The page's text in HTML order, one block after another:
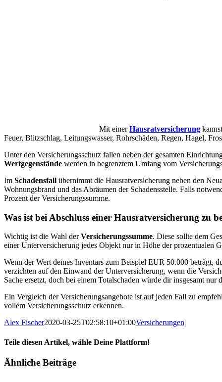
Mit einerHausratversicherung
Feuer, Blitzschlag, Leitungswasser, Rohrschäden, Regen, Hagel,
Unter den Versicherungsschutz fallen neben der gesamten
Wertgegenstände werden in begrenztem Umfang vom
Im Schadensfall übernimmt die Hausratversicherung neben den
Wohnungsbrand und das Abräumen der Schadensstelle. Falls
Prozent der Versicherungssumme.
Was ist bei Abschluss einer Hausratversicherung zu
Wichtig ist die Wahl derVersicherungssumme. Diese sollte dem
einer Unterversicherung jedes Objekt nur in Höhe der prozentualen
Wenn der Wert deines Inventars zum Beispiel EUR 50.000 beträgt,
verzichten auf den Einwand der Unterversicherung, wenn die
Sache ersetzt, doch bei einem Totalschaden würde dir insgesamt
Ein Vergleich der Versicherungsangebote ist auf jeden Fall zu
vollem Versicherungsschutz erkennen.
Alex Fischer2020-03-25T02:58:10+01:00Versicherungen
Teile diesen Artikel, wähle Deine Plattform!
Facebook
Twitter
Reddit
LinkedIn
Tumblr
Pinterest
Vk
E-
Ähnliche Beiträge